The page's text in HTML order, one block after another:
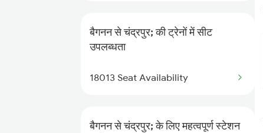
बैगनन से चंद्रपुर; की ट्रेनों में सीट
उपलब्धता
18013 Seat Availability
बैगनन से चंद्रपुर; के लिए महत्वपूर्ण स्टेशन